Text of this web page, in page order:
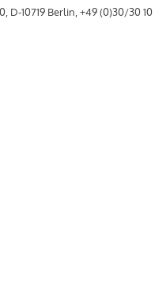
D-10719 Berlin, +49 (0)30/30